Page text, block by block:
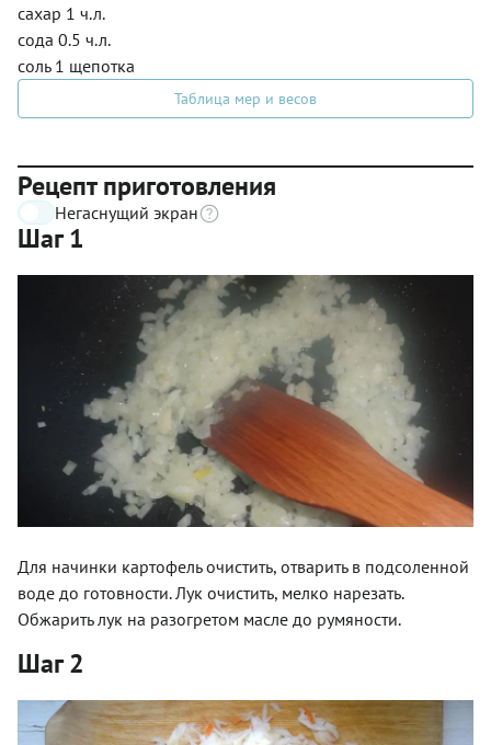
сахар 1 ч.л.
сода 0.5 ч.л.
соль 1 щепотка
Таблица мер и весов
Рецепт приготовления
Негаснущий экран
Шаг 1
Для начинки картофель очистить, отварить в подсоленной
воде до готовности. Лук очистить, мелко нарезать.
Обжарить лук на разогретом масле до румяности.
Шаг 2